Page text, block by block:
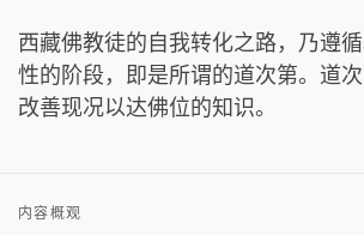
西藏佛教徒的自我转化之路，乃遵
性的阶段，即是所谓的道次第。道
改善现况以达佛位的知识。
内容概观